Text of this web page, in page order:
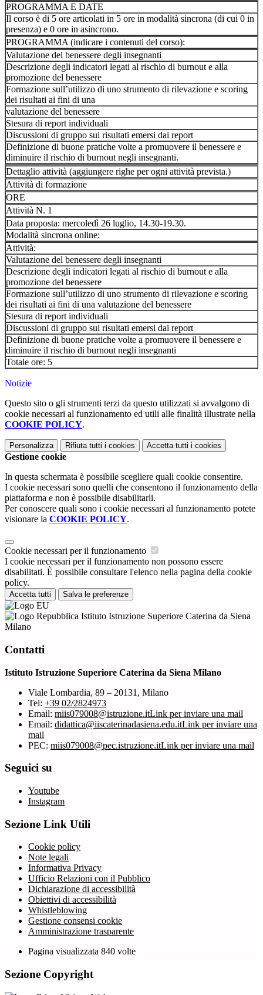
PROGRAMMA E DATE
Il corso è di 5 ore articolati in 5 ore in modalità sincrona (di cui 0 in
presenza) e 0 ore in asincrono.
PROGRAMMA (indicare i contenuti del corso):
Valutazione del benessere degli insegnanti
Descrizione degli indicatori legati al rischio di burnout e alla
promozione del benessere
Formazione sull’utilizzo di uno strumento di rilevazione e scoring
dei risultati ai fini di una
valutazione del benessere
Stesura di report individuali
Discussioni di gruppo sui risultati emersi dai report
Definizione di buone pratiche volte a promuovere il benessere e
diminuire il rischio di burnout negli insegnanti.
Dettaglio attività (aggiungere righe per ogni attività prevista.)
Attività di formazione
ORE
Attività N. 1
Data proposta: mercoledì 26 luglio, 14.30-19.30.
Modalità sincrona online:
Attività:
Valutazione del benessere degli insegnanti
Descrizione degli indicatori legati al rischio di burnout e alla
promozione del benessere
Formazione sull’utilizzo di uno strumento di rilevazione e scoring
dei risultati ai fini di una valutazione del benessere
Stesura di report individuali
Discussioni di gruppo sui risultati emersi dai report
Definizione di buone pratiche volte a promuovere il benessere e
diminuire il rischio di burnout negli insegnanti
Totale ore: 5
Notizie
Questo sito o gli strumenti terzi da questo utilizzati si avvalgono di
cookie necessari al funzionamento ed utili alle finalità illustrate nella
COOKIE POLICY.
Personalizza Rifiuta tutti i cookies Accetta tutti i cookies
Gestione cookie
In questa schermata è possibile scegliere quali cookie consentire.
I cookie necessari sono quelli che consentono il funzionamento della
piattaforma e non è possibile disabilitarli.
Per conoscere quali sono i cookie necessari al funzionamento potete
visionare la COOKIE POLICY.
Cookie necessari per il funzionamento
I cookie necessari per il funzionamento non possono essere
disabilitati. È possibile consultare l'elenco nella pagina della cookie
policy.
Accetta tutti Salva le preferenze
Istituto Istruzione Superiore Caterina da Siena
Milano
Contatti
Istituto Istruzione Superiore Caterina da Siena Milano
Viale Lombardia, 89 – 20131, Milano
Tel: +39 02/2824973
Email: miis079008@istruzione.itLink per inviare una mail
Email: didattica@iiscaterinadasiena.edu.itLink per inviare una
mail
PEC: miis079008@pec.istruzione.itLink per inviare una mail
Seguici su
Youtube
Instagram
Sezione Link Utili
Cookie policy
Note legali
Informativa Privacy
Ufficio Relazioni con il Pubblico
Dichiarazione di accessibilità
Obiettivi di accessibilità
Whistleblowing
Gestione consensi cookie
Amministrazione trasparente
Pagina visualizzata 840 volte
Sezione Copyright